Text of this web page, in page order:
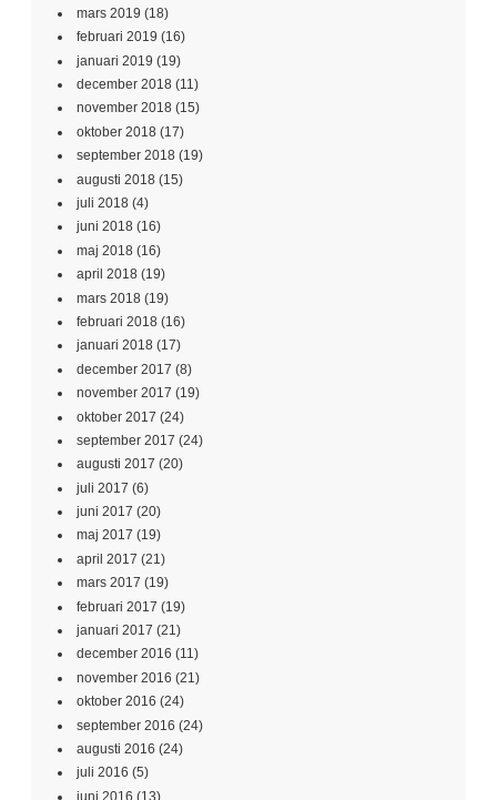
mars 2019 (18)
februari 2019 (16)
januari 2019 (19)
december 2018 (11)
november 2018 (15)
oktober 2018 (17)
september 2018 (19)
augusti 2018 (15)
juli 2018 (4)
juni 2018 (16)
maj 2018 (16)
april 2018 (19)
mars 2018 (19)
februari 2018 (16)
januari 2018 (17)
december 2017 (8)
november 2017 (19)
oktober 2017 (24)
september 2017 (24)
augusti 2017 (20)
juli 2017 (6)
juni 2017 (20)
maj 2017 (19)
april 2017 (21)
mars 2017 (19)
februari 2017 (19)
januari 2017 (21)
december 2016 (11)
november 2016 (21)
oktober 2016 (24)
september 2016 (24)
augusti 2016 (24)
juli 2016 (5)
juni 2016 (13)